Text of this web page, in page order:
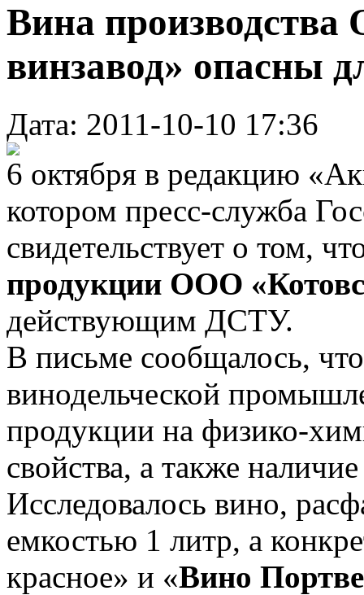
Вина
винзавод» опасны
Дата: 2011-10-10 17:36
6 октября в редакцию
котором пресс-служба
свидетельствует о том,
продукции ООО
действующим ДСТУ.
В письме сообщалось,
винодельческой
продукции на физико-
свойства, а также
Исследовалось вино,
емкостью 1 литр, а
красное» и «Вино